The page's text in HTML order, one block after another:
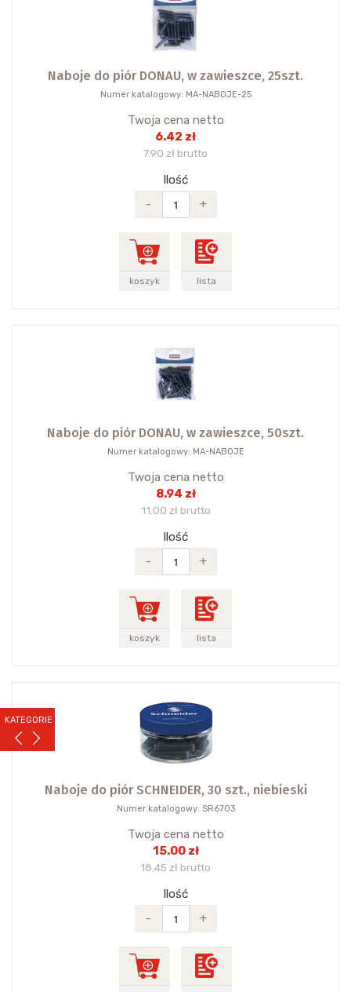
KATEGORIE
Naboje do piór DONAU, w zawieszce, 25szt.
Numer katalogowy: MA-NABOJE-25
Twoja cena netto
6.42 zł
7.90 zł brutto
Ilość
-
+
koszyk lista
Naboje do piór DONAU, w zawieszce, 50szt.
Numer katalogowy: MA-NABOJE
Twoja cena netto
8.94 zł
11.00 zł brutto
Ilość
-
+
koszyk lista
Naboje do piór SCHNEIDER, 30 szt., niebieski
Numer katalogowy: SR6703
Twoja cena netto
15.00 zł
18.45 zł brutto
Ilość
-
+